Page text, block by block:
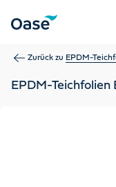
Zurück zu EPDM-
EPDM-